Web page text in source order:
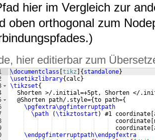
hier im Vergleich zur
oben orthogonal zum
hier editierbar zum
\documentclass tikz { standalone}
\usetikzlibrary{ calc}
\tikzset{
Shorten >/.initial=+5pt, Shorten </
  @Shorten path/.style=
{to path={
\pgfextra\pgfinterruptpath
\path
(\tikztostart ) #1 coordinate
  coordinate
  coordinate
\endpgfinterruptpath\endpgfextra